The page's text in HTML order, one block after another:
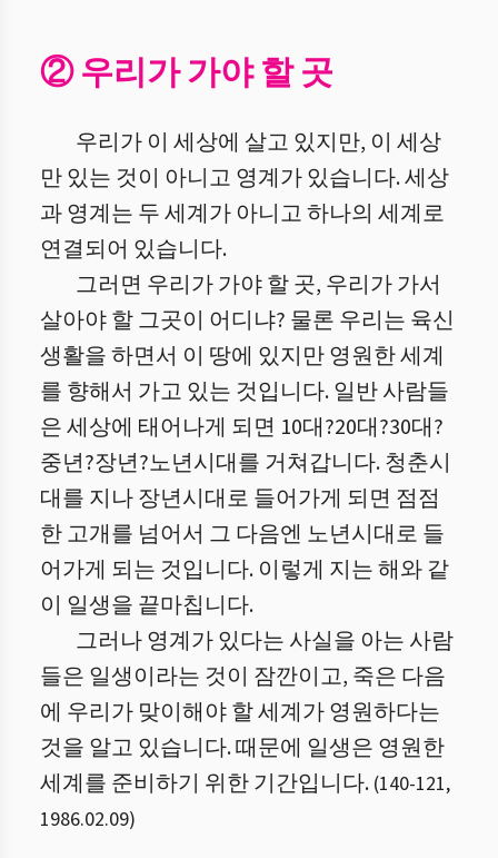
② 우리가 가야 할 곳
우리가 이 세상에 살고 있지만, 이 세상
만 있는 것이 아니고 영계가 있습니다. 세상
과 영계는 두 세계가 아니고 하나의 세계로
연결되어 있습니다.
그러면 우리가 가야 할 곳, 우리가 가서
살아야 할 그곳이 어디냐? 물론 우리는 육신
생활을 하면서 이 땅에 있지만 영원한 세계
를 향해서 가고 있는 것입니다. 일반 사람들
은 세상에 태어나게 되면 10대?20대?30대?
중년?장년?노년시대를 거쳐갑니다. 청춘시
대를 지나 장년시대로 들어가게 되면 점점
한 고개를 넘어서 그 다음엔 노년시대로 들
어가게 되는 것입니다. 이렇게 지는 해와 같
이 일생을 끝마칩니다.
그러나 영계가 있다는 사실을 아는 사람
들은 일생이라는 것이 잠깐이고, 죽은 다음
에 우리가 맞이해야 할 세계가 영원하다는
것을 알고 있습니다. 때문에 일생은 영원한
세계를 준비하기 위한 기간입니다. (140-121,
1986.02.09)